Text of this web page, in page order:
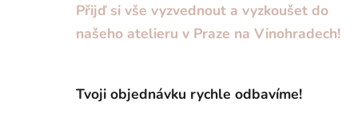
Přijď si vše vyzvednout a vyzkoušet do
našeho atelieru v Praze na Vinohradech!
Tvoji objednávku rychle odbavíme!